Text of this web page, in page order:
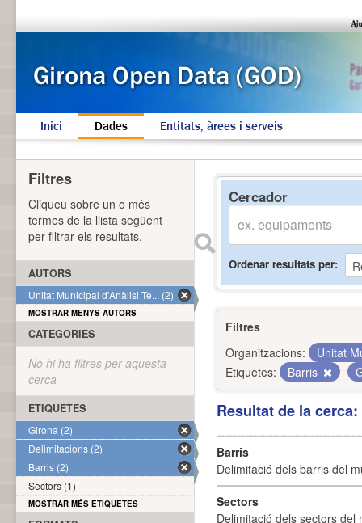
Inici Dades Entitats, àrees i serveis
Cercador
Ordenar resultats per
Filtres
Organitzacions:
Unitat
Etiquetes:
Barris
Resultat de la
Barris
Delimitació dels barris del
Sectors
Delimitació dels sectors del
Filtres
Cliqueu sobre un o més
termes de la llista següent
per filtrar els resultats.
AUTORS
Unitat Municipal d'Anàlisi Te... (2)
MOSTRAR MENYS AUTORS
CATEGORIES
No hi ha filtres per aquesta
cerca
ETIQUETES
Girona (2)
Delimitacions (2)
Barris (2)
Sectors (1)
MOSTRAR MÉS ETIQUETES